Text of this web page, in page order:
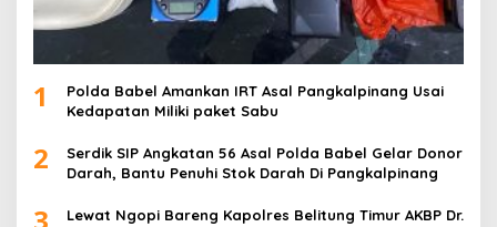
1
Polda Babel Amankan IRT Asal Pangkalpinang Usai
Kedapatan Miliki paket Sabu
2
Serdik SIP Angkatan 56 Asal Polda Babel Gelar Donor
Darah, Bantu Penuhi Stok Darah Di Pangkalpinang
Lewat Ngopi Bareng Kapolres Belitung Timur AKBP Dr.